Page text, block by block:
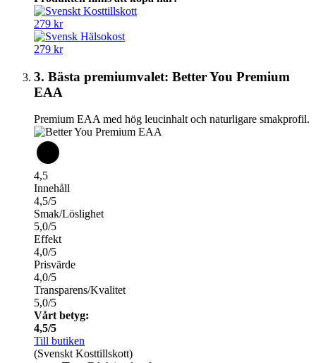
279 kr
279 kr
3. Bästa premiumvalet: Better You Premium
EAA
Premium EAA med hög leucinhalt och naturligare smakprofil.
4,5
Innehåll
4,5/5
Smak/Löslighet
5,0/5
Effekt
4,0/5
Prisvärde
4,0/5
Transparens/Kvalitet
5,0/5
Vårt betyg:
4,5/5
Till butiken
(Svenskt Kosttillskott)